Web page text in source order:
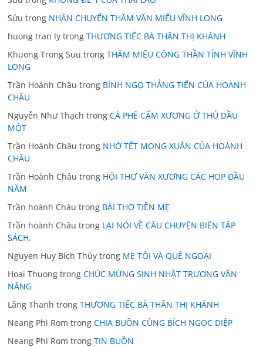
Sửu trong NHÂN CHUYẾN THĂM VĂN MIẾU VĨNH LONG
huong tran ly trongTHƯƠNG TIẾC BÀ THÂN THỊ KHÁNH
Khuong Trong Suu trongTHĂM MIẾU CÔNG THẦN TỈNH VĨNH
LONG
Trần Hoành Châu trong BÍNH NGỌ THẲNG TIẾN CỦA HOÀNH
CHÂU
Nguyễn Như Thạch trongCÀ PHÊ CẨM XƯƠNG Ở THỦ DẦU
MỘT
Trần Hoành Châu trong NHỚ TẾT MONG XUÂN CỦA HOÀNH
CHÂU
Trần Hoành Châu trong HỘI THƠ VĂN XƯƠNG CÁC HOP ĐẦU
NĂM
Trần hoành Cháu trong BÀI THƠ TIỄN MẸ
Trần hoành Châu trong LẠI NÓI VỀ CÂU CHUYỆN BIÊN TẬP
SÁCH.
Nguyen Huy Bích Thủy trong MẸ TÔI VÀ QUÊ NGOẠI
Hoai Thuong trongCHÚC MỪNG SINH NHẬT TRƯƠNG VĂN
NĂNG
Lãng Thanh trongTHƯƠNG TIẾC BÀ THÂN THỊ KHÁNH
Neang Phi Rom trongCHIA BUỒN CÙNG BÍCH NGỌC DIỆP
Neang Phi Rom trongTIN BUỒN